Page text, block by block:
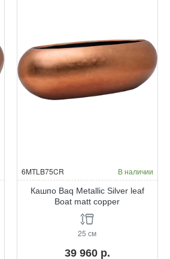
6MTLB75CR В наличии
Кашпо Baq Metallic Silver leaf
Boat matt copper
25 см
39 960 р.